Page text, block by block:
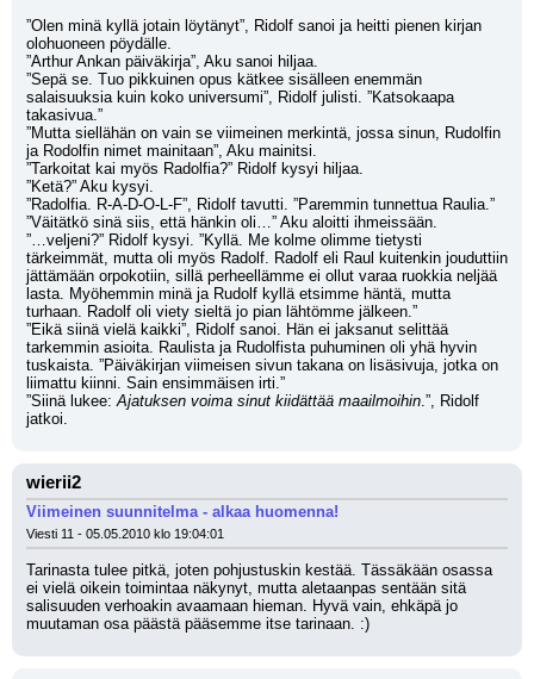
”Olen minä kyllä jotain löytänyt”, Ridolf sanoi ja heitti pienen kirjan
olohuoneen pöydälle.
”Arthur Ankan päiväkirja”, Aku sanoi hiljaa.
”Sepä se. Tuo pikkuinen opus kätkee sisälleen enemmän
salaisuuksia kuin koko universumi”, Ridolf julisti. ”Katsokaapa
takasivua.”
”Mutta siellähän on vain se viimeinen merkintä, jossa sinun, Rudolfin
ja Rodolfin nimet mainitaan”, Aku mainitsi.
”Tarkoitat kai myös Radolfia?” Ridolf kysyi hiljaa.
”Ketä?” Aku kysyi.
”Radolfia. R-A-D-O-L-F”, Ridolf tavutti. ”Paremmin tunnettua Raulia.”
”Väitätkö sinä siis, että hänkin oli…” Aku aloitti ihmeissään.
”…veljeni?” Ridolf kysyi. ”Kyllä. Me kolme olimme tietysti
tärkeimmät, mutta oli myös Radolf. Radolf eli Raul kuitenkin jouduttiin
jättämään orpokotiin, sillä perheellämme ei ollut varaa ruokkia neljää
lasta. Myöhemmin minä ja Rudolf kyllä etsimme häntä, mutta
turhaan. Radolf oli viety sieltä jo pian lähtömme jälkeen.”
”Eikä siinä vielä kaikki”, Ridolf sanoi. Hän ei jaksanut selittää
tarkemmin asioita. Raulista ja Rudolfista puhuminen oli yhä hyvin
tuskaista. ”Päiväkirjan viimeisen sivun takana on lisäsivuja, jotka on
liimattu kiinni. Sain ensimmäisen irti.”
”Siinä lukee: Ajatuksen voima sinut kiidättää maailmoihin.”, Ridolf
jatkoi.
wierii2
Viimeinen suunnitelma - alkaa huomenna!
Viesti 11 - 05.05.2010 klo 19:04:01
Tarinasta tulee pitkä, joten pohjustuskin kestää. Tässäkään osassa
ei vielä oikein toimintaa näkynyt, mutta aletaanpas sentään sitä
salisuuden verhoakin avaamaan hieman. Hyvä vain, ehkäpä jo
muutaman osa päästä pääsemme itse tarinaan. :)